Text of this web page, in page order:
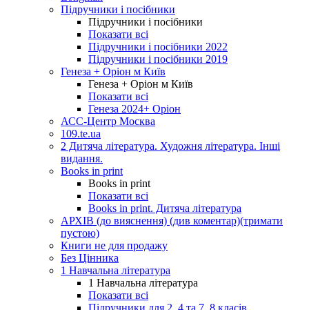
Підручники і посібники
Підручники і посібники
Показати всі
Підручники і посібники 2022
Підручники і посібники 2019
Генеза + Оріон м Київ
Генеза + Оріон м Київ
Показати всі
Генеза 2024+ Оріон
АСС-Центр Москва
109.te.ua
2 Дитяча література. Художня література. Інші
видання.
Books in print
Books in print
Показати всі
Books in print. Дитяча література
АРХІВ (до вияснення) (див коментар)(тримати
пустою)
Книги не для продажу
Без Цінника
1 Навчальна література
1 Навчальна література
Показати всі
Підручники для 2, 4 та 7, 8 класів